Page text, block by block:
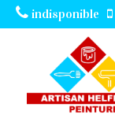
indisponible